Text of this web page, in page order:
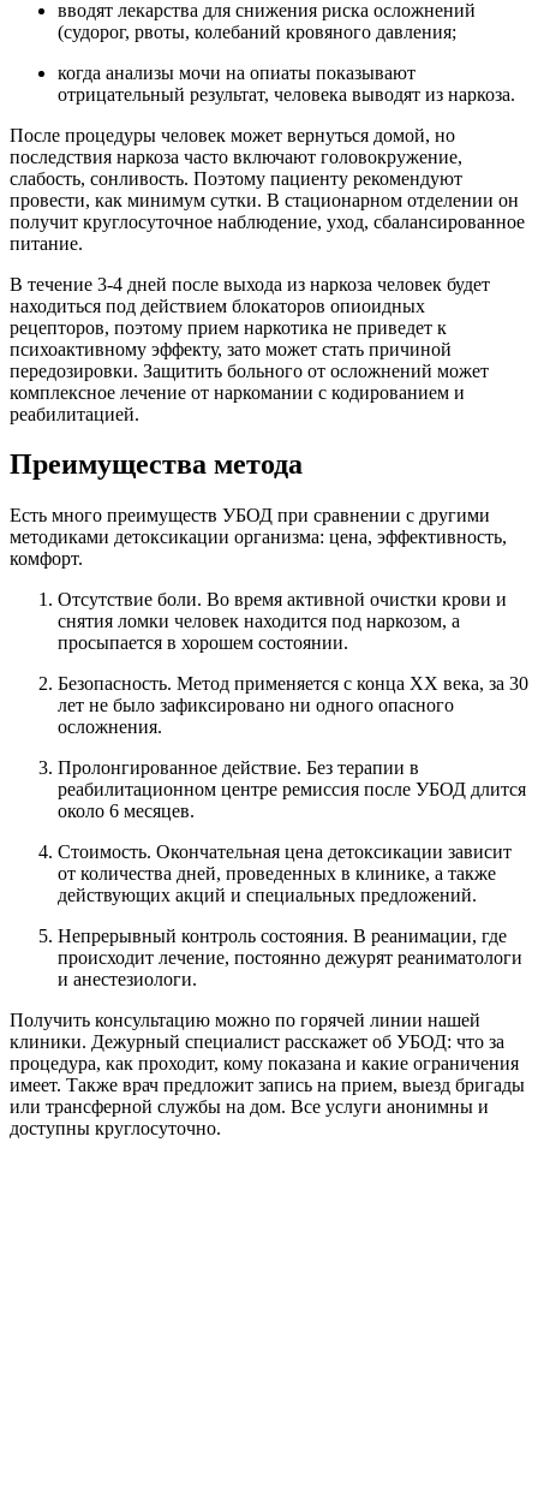
вводят лекарства для снижения риска осложнений
(судорог, рвоты, колебаний кровяного давления;
когда анализы мочи на опиаты показывают
отрицательный результат, человека выводят из наркоза.
После процедуры человек может вернуться домой, но
последствия наркоза часто включают головокружение,
слабость, сонливость. Поэтому пациенту рекомендуют
провести, как минимум сутки. В стационарном отделении он
получит круглосуточное наблюдение, уход, сбалансированное
питание.
В течение 3-4 дней после выхода из наркоза человек будет
находиться под действием блокаторов опиоидных
рецепторов, поэтому прием наркотика не приведет к
психоактивному эффекту, зато может стать причиной
передозировки. Защитить больного от осложнений может
комплексное лечение от наркомании с кодированием и
реабилитацией.
Преимущества метода
Есть много преимуществ УБОД при сравнении с другими
методиками детоксикации организма: цена, эффективность,
комфорт.
Отсутствие боли. Во время активной очистки крови и
снятия ломки человек находится под наркозом, а
просыпается в хорошем состоянии.
Безопасность. Метод применяется с конца ХХ века, за 30
лет не было зафиксировано ни одного опасного
осложнения.
Пролонгированное действие. Без терапии в
реабилитационном центре ремиссия после УБОД длится
около 6 месяцев.
Стоимость. Окончательная цена детоксикации зависит
от количества дней, проведенных в клинике, а также
действующих акций и специальных предложений.
Непрерывный контроль состояния. В реанимации, где
происходит лечение, постоянно дежурят реаниматологи
и анестезиологи.
Получить консультацию можно по горячей линии нашей
клиники. Дежурный специалист расскажет об УБОД: что за
процедура, как проходит, кому показана и какие ограничения
имеет. Также врач предложит запись на прием, выезд бригады
или трансферной службы на дом. Все услуги анонимны и
доступны круглосуточно.